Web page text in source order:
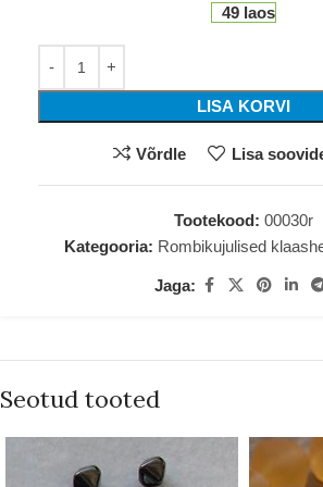
49 laos
LISA KORVI
Võrdle Lisa
Tootekood: 00030r
Kategooria: Rombikujulised
Jaga:
Seotud tooted